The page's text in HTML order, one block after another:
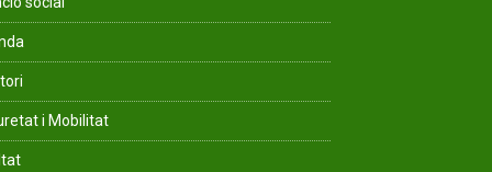
i Mobilitat